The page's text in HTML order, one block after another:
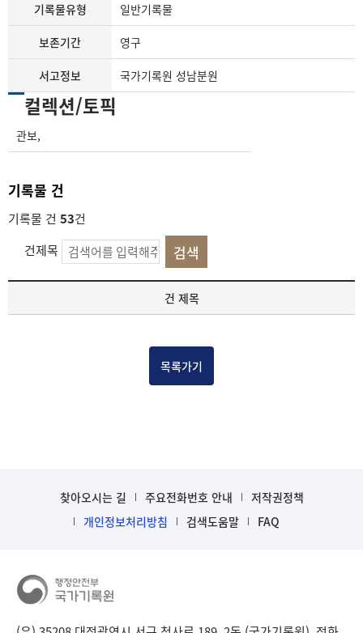
기록물유형 일반기록물
보존기간 영구
서고정보 국가기록원 성남분원
컬렉션/토픽
관보,
기록물 건
기록물 건 53건
건제목
주
표
건 제목
목록가기
찾아오시는 길 주요전화번호 안내
저작권정책
개인정보처리방침
검색도움말 FAQ